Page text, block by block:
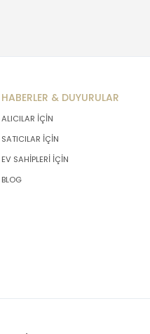
HABERLER & DUYURULAR
ALICILAR İÇİN
SATICILAR İÇİN
EV SAHİPLERİ İÇİN
BLOG